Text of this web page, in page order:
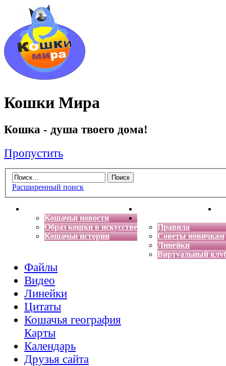
Кошки Мира
Кошка - душа твоего дома!
Пропустить
Расширенный поиск
Кошачьи новости
Образ кошки в искусстве
Кошачьи истории
Энциклопедия кошек
Правила
Советы новичкам
Линейки
Виртуальный
Файлы
Видео
Линейки
Цитаты
Кошачья география
Карты
Календарь
Друзья сайта